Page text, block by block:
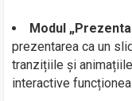
Modul
prezentarea ca un
tranzițiile și
interactive